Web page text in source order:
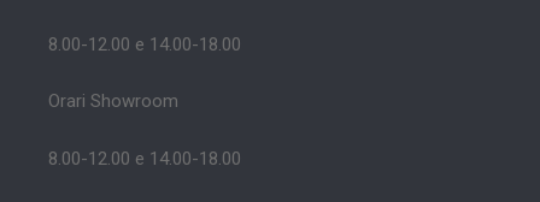
8.00-12.00 e 14.00-18.00
Orari Showroom
8.00-12.00 e 14.00-18.00